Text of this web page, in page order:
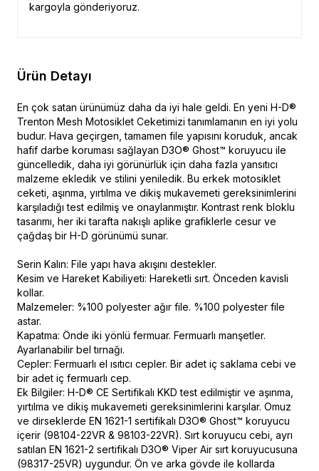
kargoyla gönderiyoruz.
Ürün Detayı
En çok satan ürünümüz daha da iyi hale geldi. En yeni H-D®
Trenton Mesh Motosiklet Ceketimizi tanımlamanın en iyi yolu
budur. Hava geçirgen, tamamen file yapısını koruduk, ancak
hafif darbe koruması sağlayan D3O® Ghost™ koruyucu ile
güncelledik, daha iyi görünürlük için daha fazla yansıtıcı
malzeme ekledik ve stilini yeniledik. Bu erkek motosiklet
ceketi, aşınma, yırtılma ve dikiş mukavemeti gereksinimlerini
karşıladığı test edilmiş ve onaylanmıştır. Kontrast renk bloklu
tasarımı, her iki tarafta nakışlı aplike grafiklerle cesur ve
çağdaş bir H-D görünümü sunar.
Serin Kalın: File yapı hava akışını destekler.
Kesim ve Hareket Kabiliyeti: Hareketli sırt. Önceden kavisli
kollar.
Malzemeler: %100 polyester ağır file. %100 polyester file
astar.
Kapatma: Önde iki yönlü fermuar. Fermuarlı manşetler.
Ayarlanabilir bel tırnağı.
Cepler: Fermuarlı el ısıtıcı cepler. Bir adet iç saklama cebi ve
bir adet iç fermuarlı cep.
Ek Bilgiler: H-D® CE Sertifikalı KKD test edilmiştir ve aşınma,
yırtılma ve dikiş mukavemeti gereksinimlerini karşılar. Omuz
ve dirseklerde EN 1621-1 sertifikalı D3O® Ghost™ koruyucu
içerir (98104-22VR & 98103-22VR). Sırt koruyucu cebi, ayrı
satılan EN 1621-2 sertifikalı D3O® Viper Air sırt koruyucusuna
(98317-25VR) uygundur. Ön ve arka gövde ile kollarda